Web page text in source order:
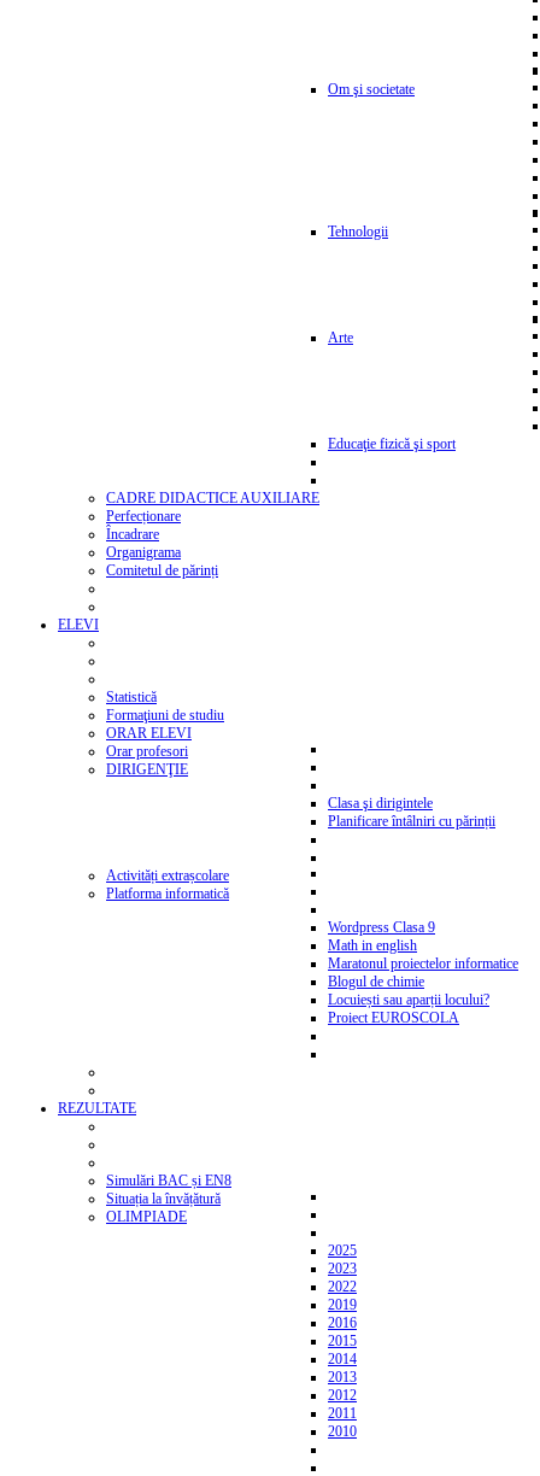
Om şi societate
Tehnologii
Arte
Educaţie fizică şi sport
CADRE DIDACTICE AUXILIARE
Perfecționare
Încadrare
Organigrama
Comitetul de părinți
ELEVI
Statistică
Formaţiuni de studiu
ORAR ELEVI
Orar profesori
DIRIGENŢIE
Clasa şi dirigintele
Planificare întâlniri cu părinții
Activități extrașcolare
Platforma informatică
Wordpress Clasa 9
Math in english
Maratonul proiectelor informatice
Blogul de chimie
Locuiești sau aparții locului?
Proiect EUROSCOLA
REZULTATE
Simulări BAC și EN8
Situația la învățătură
OLIMPIADE
2025
2023
2022
2019
2016
2015
2014
2013
2012
2011
2010